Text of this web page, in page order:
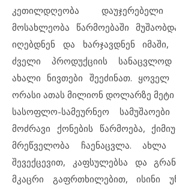
კეთილდღეობა
მოსახლეობა წარმოებაში
იღებდნენ და ხარჯავდნენ
ძველი პროდუქციის
ახალი ნივთები შეეძინათ.
ორასი ათას მილიონ დოლარზე მეტი
სასოფლო-სამეურნეო
მოძრავი ქონების წარმოება,
მრეწველობა ჩაენაცვლა. ახლა
შევექცევით, კაფსულებსა და
მკაცრი გაფრთხილებით, ისინი